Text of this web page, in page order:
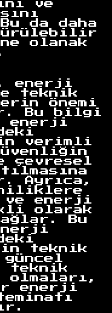
ve
da daha
olanak
enerji
teknik
önemi
Bu bilgi
enerji
verimli
çevresel
Ayrıca,
ve enerji
olarak
Bu
teknik
teknik
olmaları,
enerji